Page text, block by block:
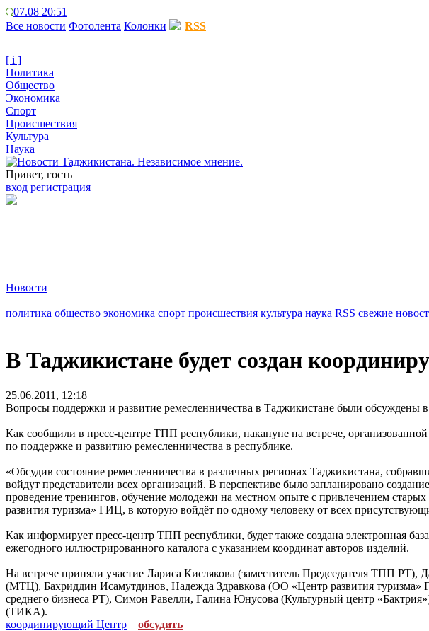
07.08 20:51
Все новости Фотолента Колонки RSS
[ i ]
Политика
Общество
Экономика
Спорт
Происшествия
Культура
Наука
Привет, гость
вход регистрация
Новости
политика общество экономика спорт происшествия культура наука RSS свежие
В Таджикистане будет создан
25.06.2011, 12:18
Вопросы поддержки и развитие ремесленничества в Таджикистане были
Как сообщили в пресс-центре ТПП республики, накануне на встрече,
по поддержке и развитию ремесленничества в республике.
«Обсудив состояние ремесленничества в различных регионах Таджикистана,
войдут представители всех организаций. В перспективе было запланировано
проведение тренингов, обучение молодежи на местном опыте с привлечением
развития туризма» ГИЦ, в которую войдёт по одному человеку от всех
Как информирует пресс-центр ТПП республики, будет также создана электронная
ежегодного иллюстрированного каталога с указанием координат авторов изделий.
На встрече приняли участие Лариса Кислякова (заместитель Председателя ТПП
(МТЦ), Бахриддин Исамутдинов, Надежда Здравкова (ОО «Центр развития
среднего бизнеса РТ), Симон Равелли, Галина Юнусова (Культурный центр
(ТИКА).
координирующий Центр
обсудить